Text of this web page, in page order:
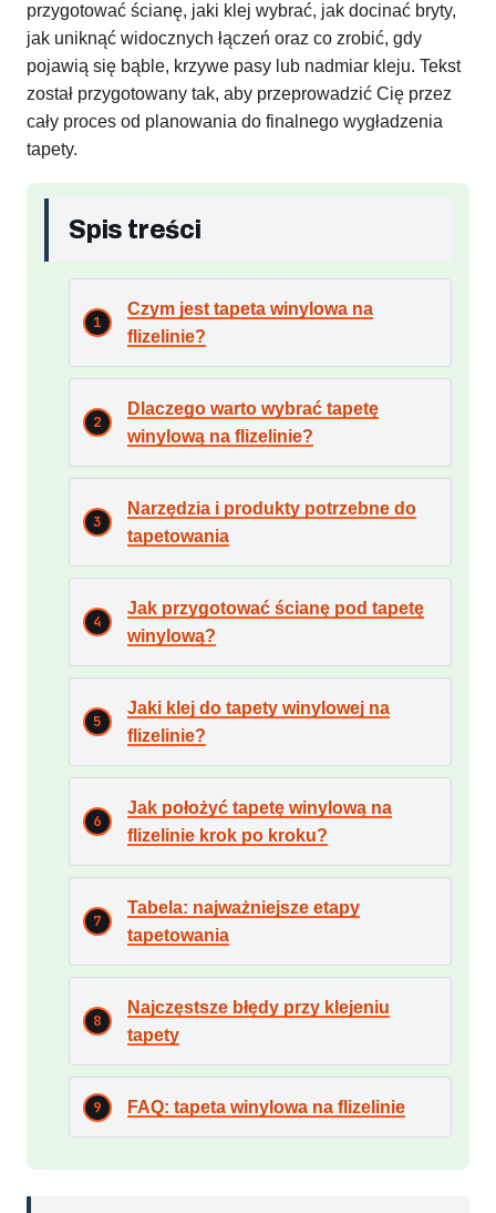
przygotować ścianę, jaki klej wybrać, jak docinać bryty,
jak uniknąć widocznych łączeń oraz co zrobić, gdy
pojawią się bąble, krzywe pasy lub nadmiar kleju. Tekst
został przygotowany tak, aby przeprowadzić Cię przez
cały proces od planowania do finalnego wygładzenia
tapety.
Spis treści
Czym jest tapeta winylowa na
flizelinie?
Dlaczego warto wybrać tapetę
winylową na flizelinie?
Narzędzia i produkty potrzebne do
tapetowania
Jak przygotować ścianę pod tapetę
winylową?
Jaki klej do tapety winylowej na
flizelinie?
Jak położyć tapetę winylową na
flizelinie krok po kroku?
Tabela: najważniejsze etapy
tapetowania
Najczęstsze błędy przy klejeniu
tapety
FAQ: tapeta winylowa na flizelinie